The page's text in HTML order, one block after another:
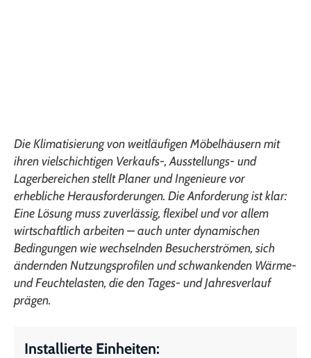
Die Klimatisierung von weitläufigen Möbelhäusern mit
ihren vielschichtigen Verkaufs-, Ausstellungs- und
Lagerbereichen stellt Planer und Ingenieure vor
erhebliche Herausforderungen. Die Anforderung ist klar:
Eine Lösung muss zuverlässig, flexibel und vor allem
wirtschaftlich arbeiten – auch unter dynamischen
Bedingungen wie wechselnden Besucherströmen, sich
ändernden Nutzungsprofilen und schwankenden Wärme-
und Feuchtelasten, die den Tages- und Jahresverlauf
prägen.
Installierte Einheiten: